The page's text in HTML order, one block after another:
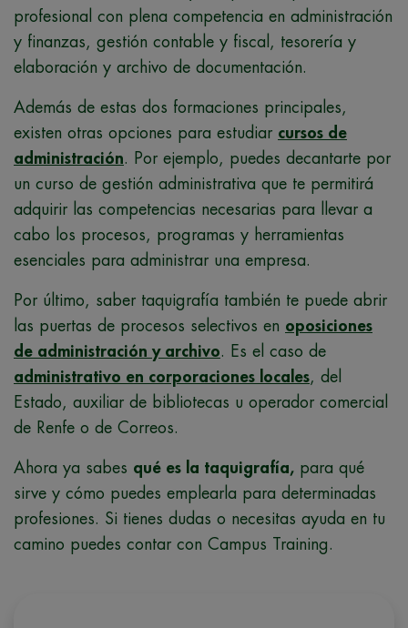
profesional con plena competencia en administración
y finanzas, gestión contable y fiscal, tesorería y
elaboración y archivo de documentación.
Además de estas dos formaciones principales,
existen otras opciones para estudiar cursos de
administración. Por ejemplo, puedes decantarte por
un curso de gestión administrativa que te permitirá
adquirir las competencias necesarias para llevar a
cabo los procesos, programas y herramientas
esenciales para administrar una empresa.
Por último, saber taquigrafía también te puede abrir
las puertas de procesos selectivos en oposiciones
de administración y archivo. Es el caso de
administrativo en corporaciones locales, del
Estado, auxiliar de bibliotecas u operador comercial
de Renfe o de Correos.
Ahora ya sabes qué es la taquigrafía, para qué
sirve y cómo puedes emplearla para determinadas
profesiones. Si tienes dudas o necesitas ayuda en tu
camino puedes contar con Campus Training.